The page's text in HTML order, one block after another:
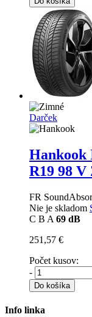
Darček
Hankook
R19 98 V
FR
Nie je skladom
C B A 69 dB
251,57 €
Počet kusov:
-
Do košíka
Info linka